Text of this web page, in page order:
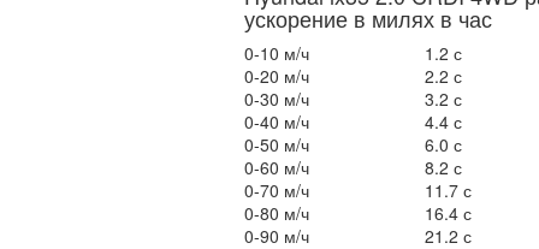
ускорение в милях в час
0-10 м/ч
1.2 с
0-20 м/ч
2.2 с
0-30 м/ч
3.2 с
0-40 м/ч
4.4 с
0-50 м/ч
6.0 с
0-60 м/ч
8.2 с
0-70 м/ч
11.7 с
0-80 м/ч
16.4 с
0-90 м/ч
21.2 с